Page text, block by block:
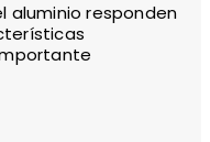
aluminio responden